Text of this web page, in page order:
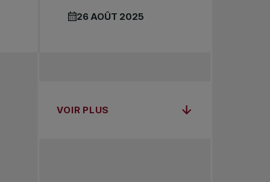
26 AOÛT 2025
VOIR PLUS